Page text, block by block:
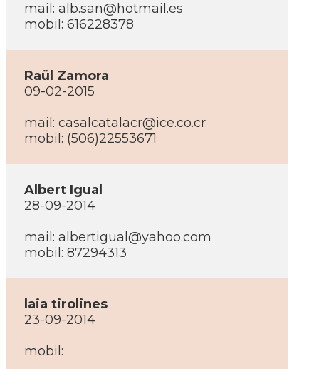
mail: alb.san@hotmail.es
mobil: 616228378
Raül Zamora
09-02-2015
mail: casalcatalacr@ice.co.cr
mobil: (506)22553671
Albert Igual
28-09-2014
mail: albertigual@yahoo.com
mobil: 87294313
laia tirolines
23-09-2014
mobil: